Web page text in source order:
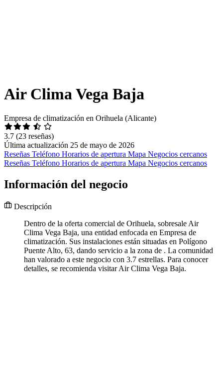
Air Clima Vega Baja
Empresa de climatización en Orihuela (Alicante)
3.7 (23 reseñas)
Última actualización 25 de mayo de 2026
Reseñas Teléfono Horarios de apertura Mapa Negocios cercanos
Reseñas Teléfono Horarios de apertura Mapa Negocios cercanos
Información del negocio
Descripción
Dentro de la oferta comercial de Orihuela, sobresale Air
Clima Vega Baja, una entidad enfocada en Empresa de
climatización. Sus instalaciones están situadas en Polígono
Puente Alto, 63, dando servicio a la zona de . La comunidad
han valorado a este negocio con 3.7 estrellas. Para conocer
detalles, se recomienda visitar Air Clima Vega Baja.